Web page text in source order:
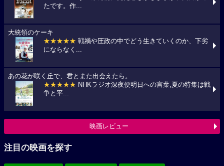
たです。作...
大統領のケーキ
★★★★★ 戦禍や圧政の中でどう生きていくのか、下劣
にならなく...
あの花が咲く丘で、君とまた出会えたら。
★★★★★ NHKラジオ深夜便明日への言葉,夏の特集は戦
争と平...
映画レビュー
注目の映画を探す